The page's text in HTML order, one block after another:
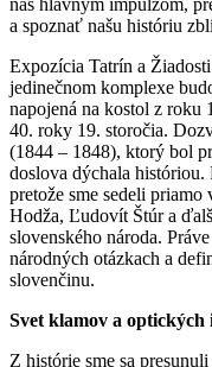
nás hlavným impulzom,
a spoznať našu históriu
Expozícia Tatrín a
jedinečnom komplexe
napojená na kostol z
40. roky 19. storočia.
(1844 – 1848), ktorý bol
doslova dýchala históriou.
pretože sme sedeli
Hodža, Ľudovít Štúr a
slovenského národa.
národných otázkach a
slovenčinu.
Svet klamov a optických
Z histórie sme sa